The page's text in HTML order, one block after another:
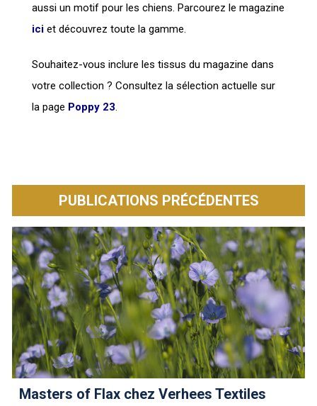
aussi un motif pour les chiens. Parcourez le magazine
ici et découvrez toute la gamme.
Souhaitez-vous inclure les tissus du magazine dans
votre collection ? Consultez la sélection actuelle sur
la page Poppy 23
PUBLICATIONS PRÉCÉDENTES
Masters of Flax chez Verhees Textiles